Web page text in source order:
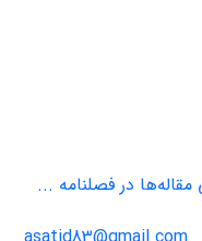
در فصلنامه ...